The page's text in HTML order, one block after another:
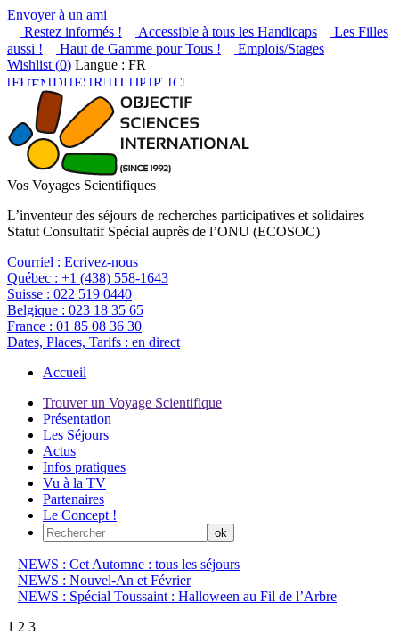
Envoyer à un ami
Restez informés !
Accessible à tous les Handicaps
Les Filles
aussi !
Haut de Gamme pour Tous !
Emplois/Stages
Wishlist (0) Langue : FR
Vos Voyages Scientifiques
L’inventeur des séjours de recherches participatives et solidaires
Statut Consultatif Spécial auprès de l’ONU (ECOSOC)
Courriel : Ecrivez-nous
Québec : +1 (438) 558-1643
Suisse : 022 519 0440
Belgique : 023 18 35 65
France : 01 85 08 36 30
Dates, Places, Tarifs : en direct
Accueil
Trouver un Voyage Scientifique
Présentation
Les Séjours
Actus
Infos pratiques
Vu à la TV
Partenaires
Le Concept !
NEWS : Cet Automne : tous les séjours
NEWS : Nouvel-An et Février
NEWS : Spécial Toussaint : Halloween au Fil de l’Arbre
1 2 3